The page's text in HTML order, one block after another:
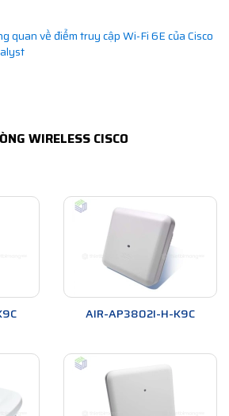
quan về điểm truy cập Wi-Fi 6E của Cisco
WIRELESS CISCO
AIR-AP3802I-H-K9C